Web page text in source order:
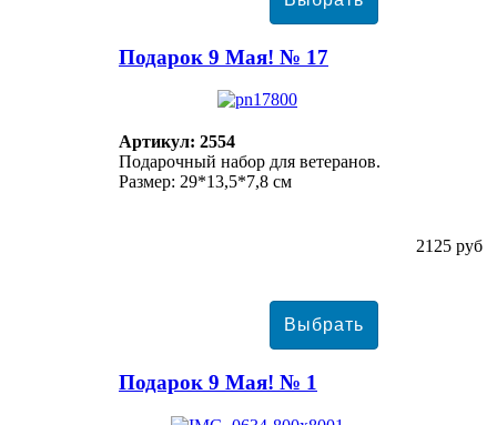
Подарок 9 Мая! № 17
Артикул: 2554
Подарочный набор для ветеранов.
Размер: 29*13,5*7,8 см
2125 руб
Подарок 9 Мая! № 1